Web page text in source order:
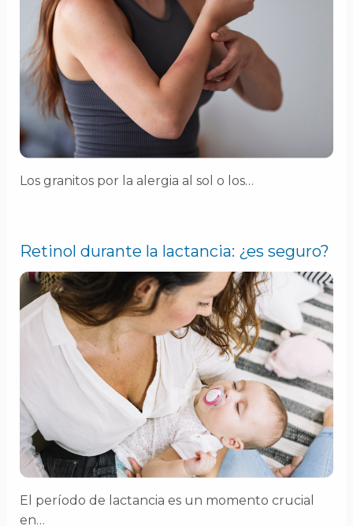
Los granitos por la alergia al sol o los…
Retinol durante la lactancia: ¿es seguro?
El período de lactancia es un momento crucial
en…